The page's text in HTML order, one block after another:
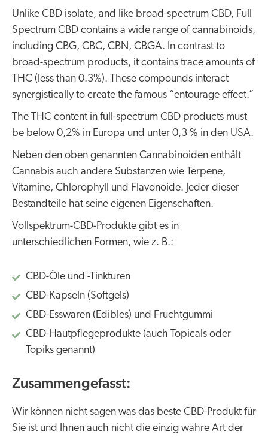
Unlike CBD isolate, and like broad-spectrum CBD, Full
Spectrum CBD contains a wide range of cannabinoids,
including CBG, CBC, CBN, CBGA. In contrast to
broad-spectrum products, it contains trace amounts of
THC (less than 0.3%). These compounds interact
synergistically to create the famous “entourage effect.”
The THC content in full-spectrum CBD products must
be below 0,2% in Europa und unter 0,3 % in den USA.
Neben den oben genannten Cannabinoiden enthält
Cannabis auch andere Substanzen wie Terpene,
Vitamine, Chlorophyll und Flavonoide. Jeder dieser
Bestandteile hat seine eigenen Eigenschaften.
Vollspektrum-CBD-Produkte gibt es in
unterschiedlichen Formen, wie z. B.:
CBD-Öle und -Tinkturen
CBD-Kapseln (Softgels)
CBD-Esswaren (Edibles) und Fruchtgummi
CBD-Hautpflegeprodukte (auch Topicals oder
Topiks genannt)
Zusammengefasst:
Wir können nicht sagen was das beste CBD-Produkt für
Sie ist und Ihnen auch nicht die einzig wahre Art der